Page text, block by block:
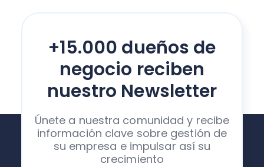
+15.000 dueños de
negocio reciben
nuestro Newsletter
Únete a nuestra comunidad y recibe
información clave sobre gestión de
su empresa e impulsar así su
crecimiento